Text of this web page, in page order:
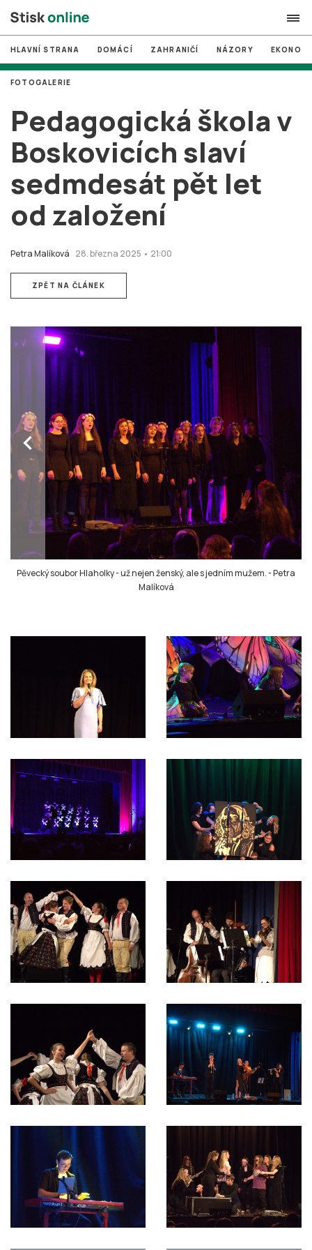
search
# MUNI
# Brno
# volby
login PŘIHLÁSIT SE
Zapomněli jste heslo?
HLAVNÍ STRANA DOMÁCÍ ZAHRANIČÍ NÁZORY
Pedagogická škola v
Boskovicích slaví
sedmdesát pět let
od založení
Petra Malíková 28. března 2025 • 21:00
FOTOGALERIE
ZPĚT NA ČLÁNEK
chevron_left
Pěvecký soubor Hlaholky - už nejen ženský, ale s jedním mužem.-Petra
Malíková